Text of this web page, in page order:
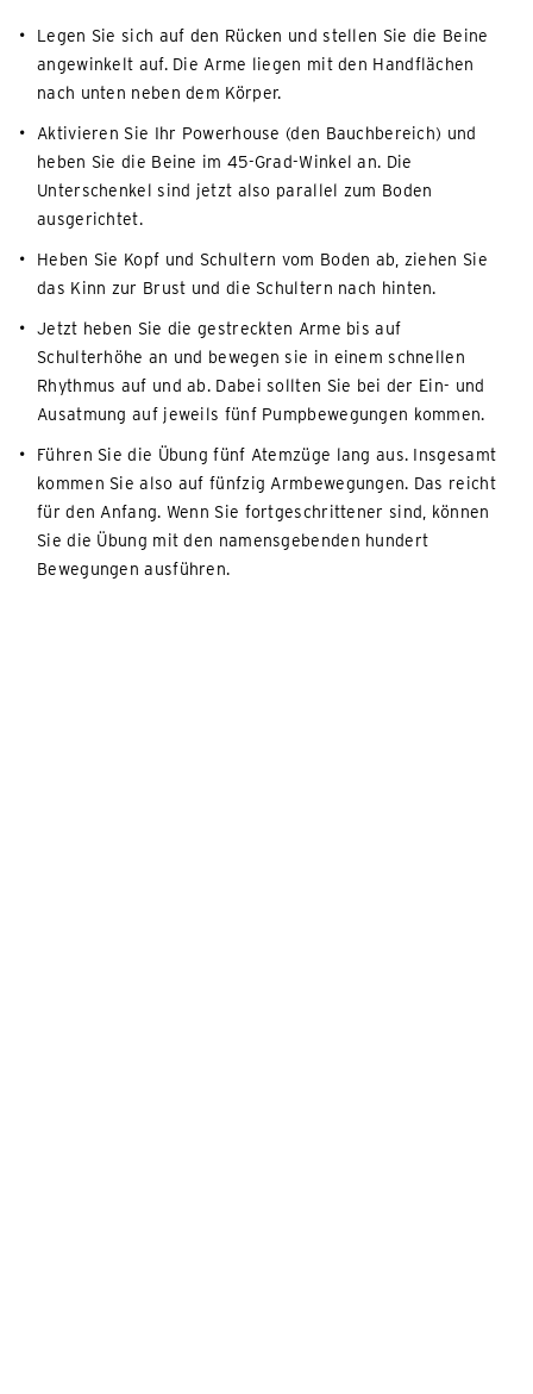
Legen Sie sich auf den Rücken und stellen Sie die Beine
angewinkelt auf. Die Arme liegen mit den Handflächen
nach unten neben dem Körper.
Aktivieren Sie Ihr Powerhouse (den Bauchbereich) und
heben Sie die Beine im 45-Grad-Winkel an. Die
Unterschenkel sind jetzt also parallel zum Boden
ausgerichtet.
Heben Sie Kopf und Schultern vom Boden ab, ziehen Sie
das Kinn zur Brust und die Schultern nach hinten.
Jetzt heben Sie die gestreckten Arme bis auf
Schulterhöhe an und bewegen sie in einem schnellen
Rhythmus auf und ab. Dabei sollten Sie bei der Ein- und
Ausatmung auf jeweils fünf Pumpbewegungen kommen.
Führen Sie die Übung fünf Atemzüge lang aus. Insgesamt
kommen Sie also auf fünfzig Armbewegungen. Das reicht
für den Anfang. Wenn Sie fortgeschrittener sind, können
Sie die Übung mit den namensgebenden hundert
Bewegungen ausführen.